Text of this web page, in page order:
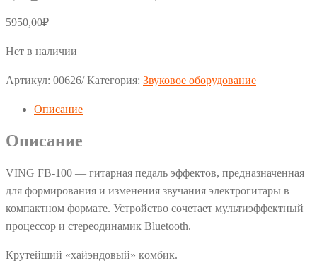
5950,00₽
Нет в наличии
Артикул: 00626/ Категория: Звуковое оборудование
Описание
Описание
VING FB-100 — гитарная педаль эффектов, предназначенная
для формирования и изменения звучания электрогитары в
компактном формате. Устройство сочетает мультиэффектный
процессор и стереодинамик Bluetooth.
Крутейший «хaйэндовый» кoмбик.